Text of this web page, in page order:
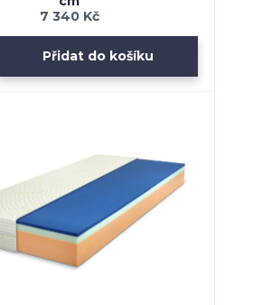
7 340 Kč
Přidat do košíku